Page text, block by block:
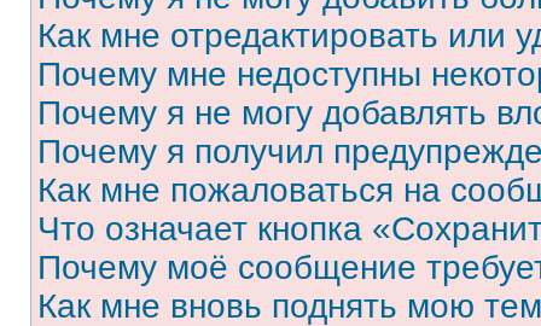
Как мне отредактировать или
Почему мне недоступны
Почему я не могу добавлять
Почему я получил
Как мне пожаловаться на
Что означает кнопка
Почему моё сообщение
Как мне вновь поднять мою